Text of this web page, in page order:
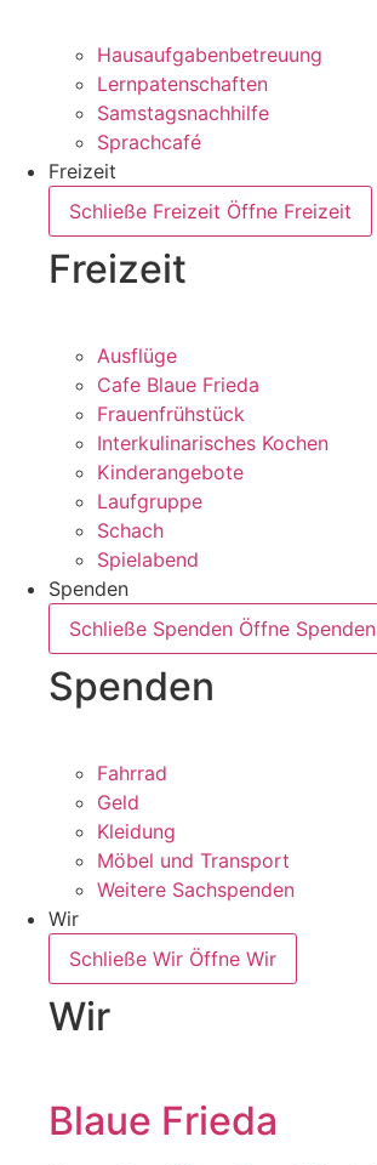
Hausaufgabenbetreuung
Lernpatenschaften
Samstagsnachhilfe
Sprachcafé
Freizeit
Schließe Freizeit Öffne Freizeit
Freizeit
Ausflüge
Cafe Blaue Frieda
Frauenfrühstück
Interkulinarisches Kochen
Kinderangebote
Laufgruppe
Schach
Spielabend
Spenden
Schließe Spenden Öffne Spenden
Spenden
Fahrrad
Geld
Kleidung
Möbel und Transport
Weitere Sachspenden
Wir
Schließe Wir Öffne Wir
Wir
Blaue Frieda